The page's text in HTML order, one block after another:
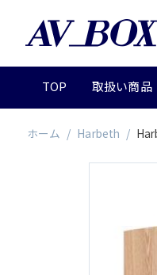
TOP 取扱い商品
ホーム / Harbeth /